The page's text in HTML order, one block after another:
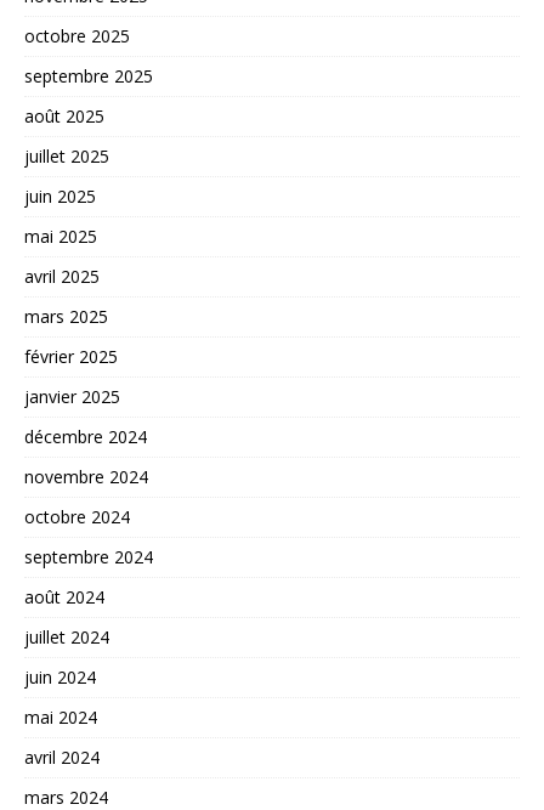
octobre 2025
septembre 2025
août 2025
juillet 2025
juin 2025
mai 2025
avril 2025
mars 2025
février 2025
janvier 2025
décembre 2024
novembre 2024
octobre 2024
septembre 2024
août 2024
juillet 2024
juin 2024
mai 2024
avril 2024
mars 2024